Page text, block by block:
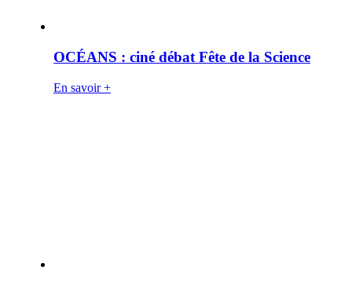
OCÉANS : ciné débat Fête de la Science
En savoir +